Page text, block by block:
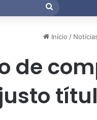
Início /
de